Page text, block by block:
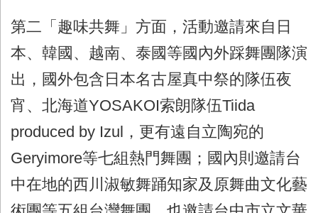
第二「趣味共舞」方面，活動邀請來自日
本、韓國、越南、泰國等國內外踩舞團隊演
出，國外包含日本名古屋真中祭的隊伍夜
宵、北海道YOSAKOI索朗隊伍Tiida
produced by Izul ，更有遠自立陶宛的
Geryimore等七組熱門舞團；國內則邀請台
中在地的西川淑敏舞踊知家及原舞曲文化藝